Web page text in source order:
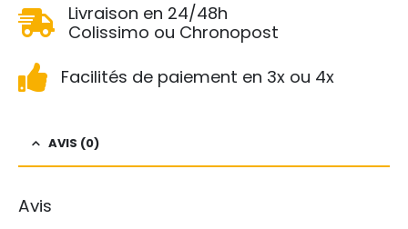
Livraison en 24/48h
Colissimo ou Chronopost
Facilités de paiement en 3x ou 4x
AVIS (0)
Avis